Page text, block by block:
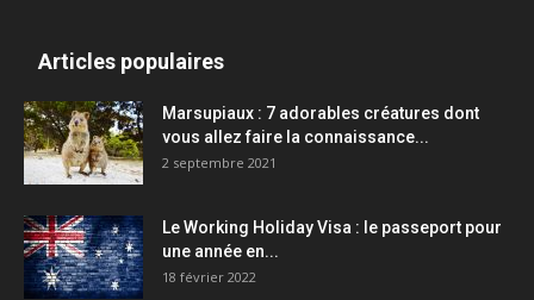
Articles populaires
Marsupiaux : 7 adorables créatures dont
vous allez faire la connaissance...
2 septembre 2021
Le Working Holiday Visa : le passeport pour
une année en...
18 février 2022